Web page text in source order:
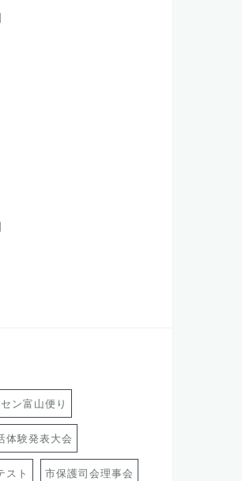
ン富山便り
体験発表大会
スト 市保護司会理事会